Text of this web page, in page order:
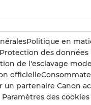
Politique en
Protection des données
de l'esclavage
officielle
un partenaire Canon
Paramètres des cookies